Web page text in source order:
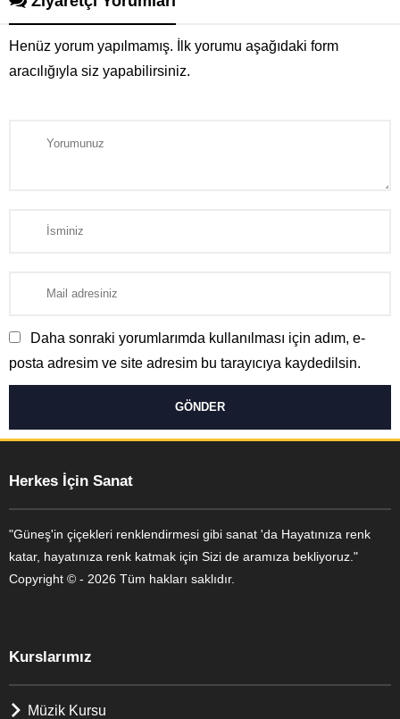
Henüz yorum yapılmamış. İlk yorumu aşağıdaki form
aracılığıyla siz yapabilirsiniz.
Daha sonraki yorumlarımda kullanılması için adım, e-
posta adresim ve site adresim bu tarayıcıya kaydedilsin.
Herkes İçin Sanat
"Güneş'in çiçekleri renklendirmesi gibi sanat 'da Hayatınıza renk
katar, hayatınıza renk katmak için Sizi de aramıza bekliyoruz."
Copyright © - 2026 Tüm hakları saklıdır.
Kurslarımız
Müzik Kursu